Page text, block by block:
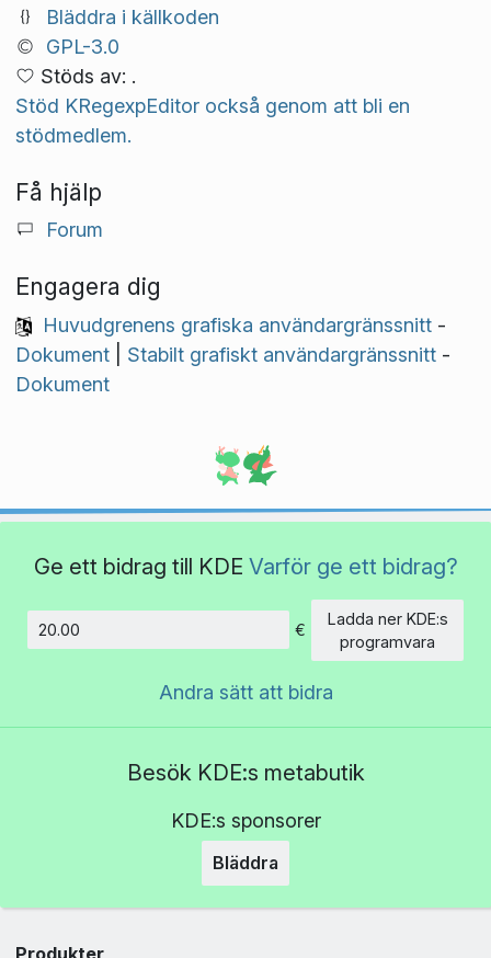
Bläddra i källkoden
GPL-3.0
Stöds av: .
Stöd KRegexpEditor också genom att bli en
stödmedlem.
Få hjälp
Forum
Engagera dig
Huvudgrenens grafiska användargränssnitt-
Dokument| Stabilt grafiskt användargränssnitt-
Dokument
Ge ett bidrag till KDE Varför ge ett bidrag?
€
Ladda ner KDE:s
programvara
Andra sätt att bidra
Besök KDE:s metabutik
KDE:s sponsorer
Bläddra